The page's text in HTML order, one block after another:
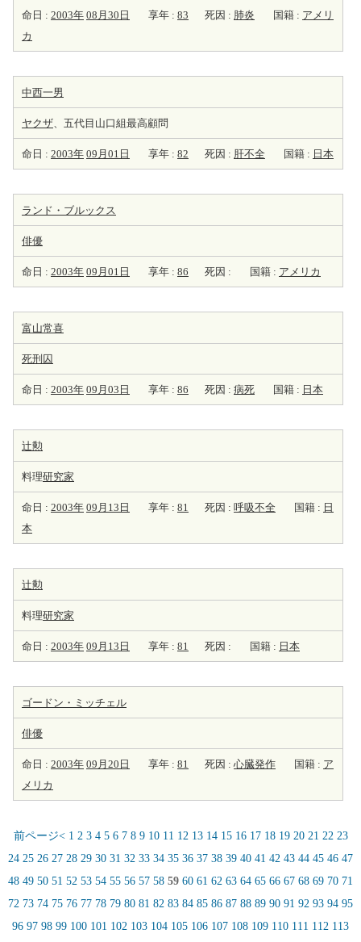
命日 : 2003年 08月30日 享年 : 83 死因 : 肺炎 国籍 : アメリ
カ
中西一男
ヤクザ、五代目山口組最高顧問
命日 : 2003年 09月01日 享年 : 82 死因 : 肝不全 国籍 : 日本
ランド・ブルックス
俳優
命日 : 2003年 09月01日 享年 : 86 死因 : 国籍 : アメリカ
富山常喜
死刑囚
命日 : 2003年 09月03日 享年 : 86 死因 : 病死 国籍 : 日本
辻勲
料理研究家
命日 : 2003年 09月13日 享年 : 81 死因 : 呼吸不全 国籍 : 日
本
辻勲
料理研究家
命日 : 2003年 09月13日 享年 : 81 死因 : 国籍 : 日本
ゴードン・ミッチェル
俳優
命日 : 2003年 09月20日 享年 : 81 死因 : 心臓発作 国籍 : ア
メリカ
前ページ< 1 2 3 4 5 6 7 8 9 10 11 12 13 14 15 16 17 18 19 20 21 22 23
24 25 26 27 28 29 30 31 32 33 34 35 36 37 38 39 40 41 42 43 44 45 46 47
48 49 50 51 52 53 54 55 56 57 58 59 60 61 62 63 64 65 66 67 68 69 70 71
72 73 74 75 76 77 78 79 80 81 82 83 84 85 86 87 88 89 90 91 92 93 94 95
96 97 98 99 100 101 102 103 104 105 106 107 108 109 110 111 112 113